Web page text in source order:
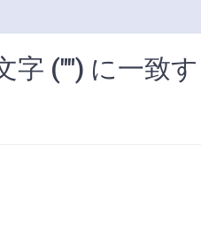
("") に一致